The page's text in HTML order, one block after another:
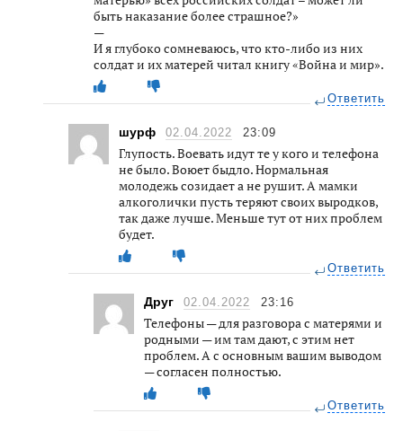
быть наказание более страшное?»
—
И я глубоко сомневаюсь, что кто-либо из них
солдат и их матерей читал книгу «Война и мир».
Ответить
шурф 02.04.2022 23:09
Глупость. Воевать идут те у кого и телефона
не было. Воюет быдло. Нормальная
молодежь созидает а не рушит. А мамки
алкоголички пусть теряют своих выродков,
так даже лучше. Меньше тут от них проблем
будет.
Ответить
Друг 02.04.2022 23:16
Телефоны — для разговора с матерями и
родными — им там дают, с этим нет
проблем. А с основным вашим выводом
— согласен полностью.
Ответить